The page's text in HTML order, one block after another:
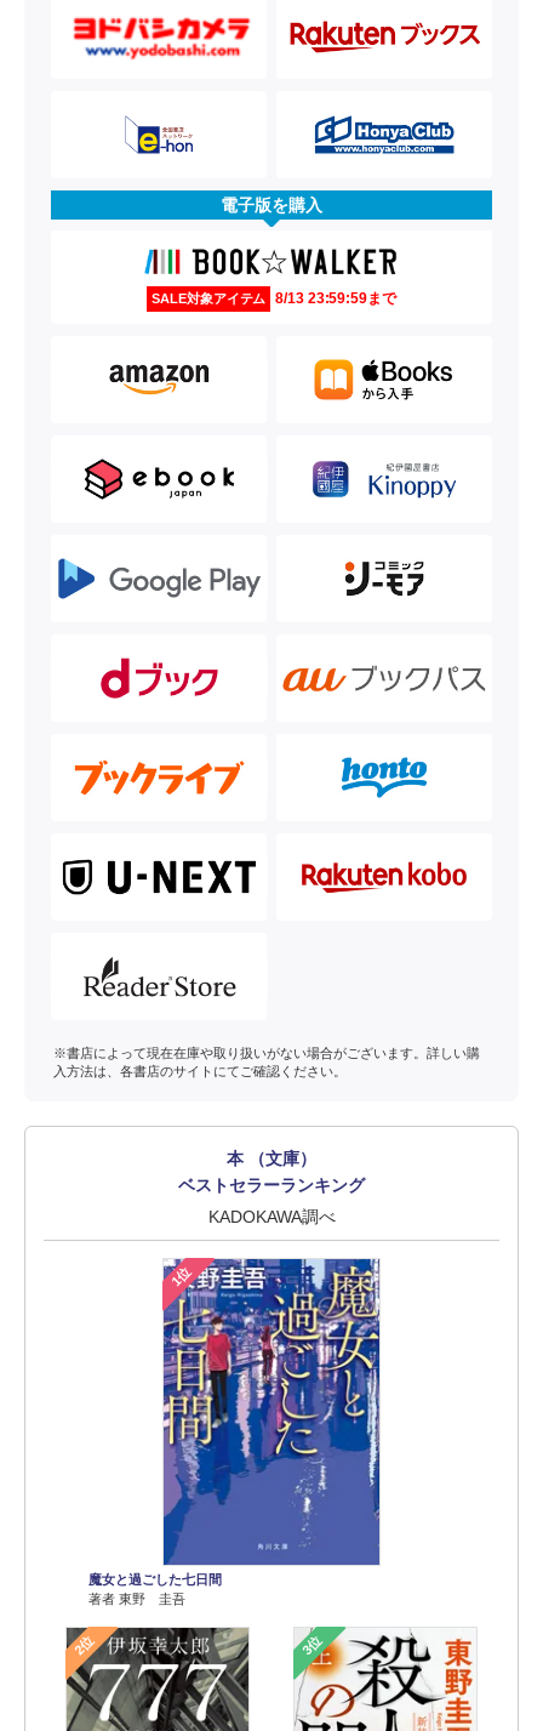
電子版を購入
SALE対象アイテム 8/13 23:59:59まで
※書店によって現在在庫や取り扱いがない場合がございます。詳しい購
入方法は、各書店のサイトにてご確認ください。
本 （文庫）
ベストセラーランキング
KADOKAWA調べ
1位
魔女と過ごした七日間
著者 東野 圭吾
2位 3位